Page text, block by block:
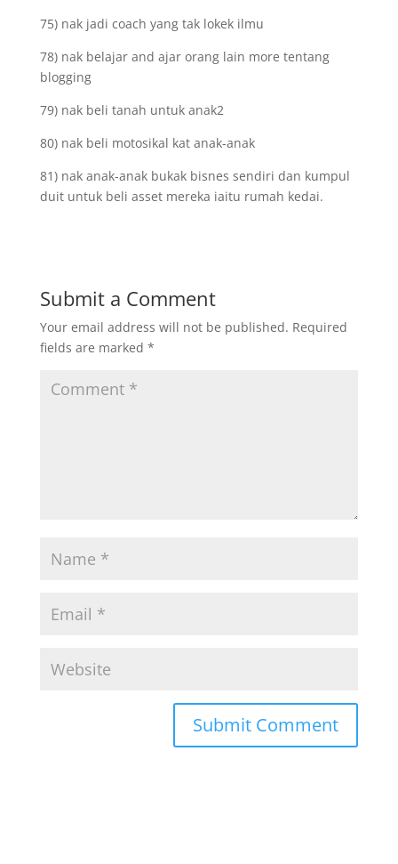
75) nak jadi coach yang tak lokek ilmu
78) nak belajar and ajar orang lain more tentang
blogging
79) nak beli tanah untuk anak2
80) nak beli motosikal kat anak-anak
81) nak anak-anak bukak bisnes sendiri dan kumpul
duit untuk beli asset mereka iaitu rumah kedai.
Submit a Comment
Your email address will not be published. Required
fields are marked *